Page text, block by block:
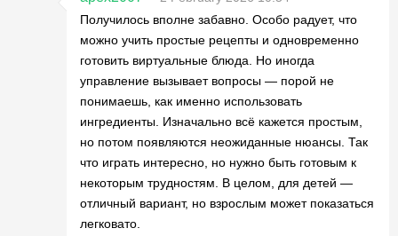
Получилось вполне забавно. Особо радует, что
можно учить простые рецепты и одновременно
готовить виртуальные блюда. Но иногда
управление вызывает вопросы — порой не
понимаешь, как именно использовать
ингредиенты. Изначально всё кажется простым,
но потом появляются неожиданные нюансы. Так
что играть интересно, но нужно быть готовым к
некоторым трудностям. В целом, для детей —
отличный вариант, но взрослым может показаться
легковато.